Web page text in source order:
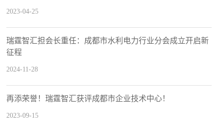
2023-04-25
瑞霆智汇担会长重任：成都市水利电力行业分会成立开启新
征程
2024-11-28
再添荣誉！瑞霆智汇获评成都市企业技术中心！
2023-09-15